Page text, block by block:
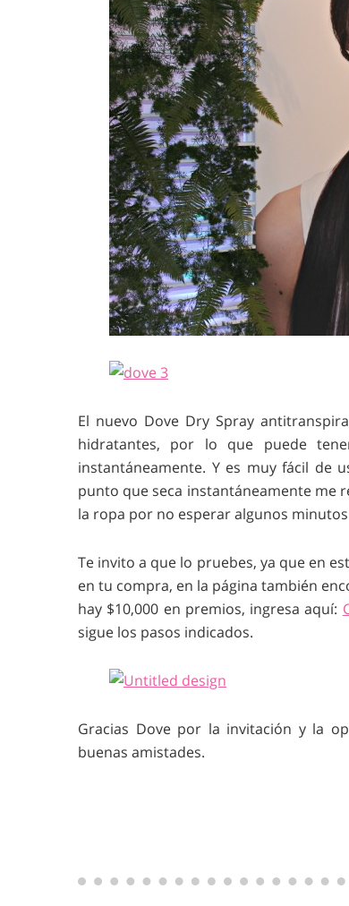
El nuevo Dove Dry Spray
hidratantes, por lo que puede
instantáneamente. Y es muy fácil de
punto que seca instantáneamente me
la ropa por no esperar algunos
Te invito a que lo pruebes, ya que en
en tu compra, en la página también
hay $10,000 en premios, ingresa aquí:
sigue los pasos indicados.
Gracias Dove por la invitación y la
buenas amistades.